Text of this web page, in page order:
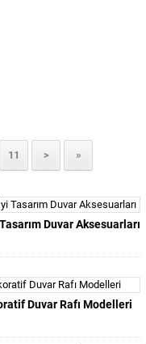
11 > »
Duvar Aksesuarları
Duvar Rafı Modelleri